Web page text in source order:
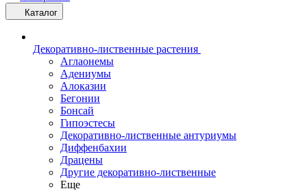
Каталог
Декоративно-лиственные растения
Аглаонемы
Адениумы
Алоказии
Бегонии
Бонсай
Гипоэстесы
Декоративно-лиственные антуриумы
Диффенбахии
Драцены
Другие декоративно-лиственные
Еще